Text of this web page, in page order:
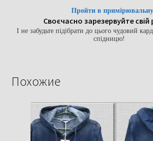
Пройти в
Своєчасно зарезервуйте свій
І не забудьте підібрати до цього чудовий
спідницю!
Похожие